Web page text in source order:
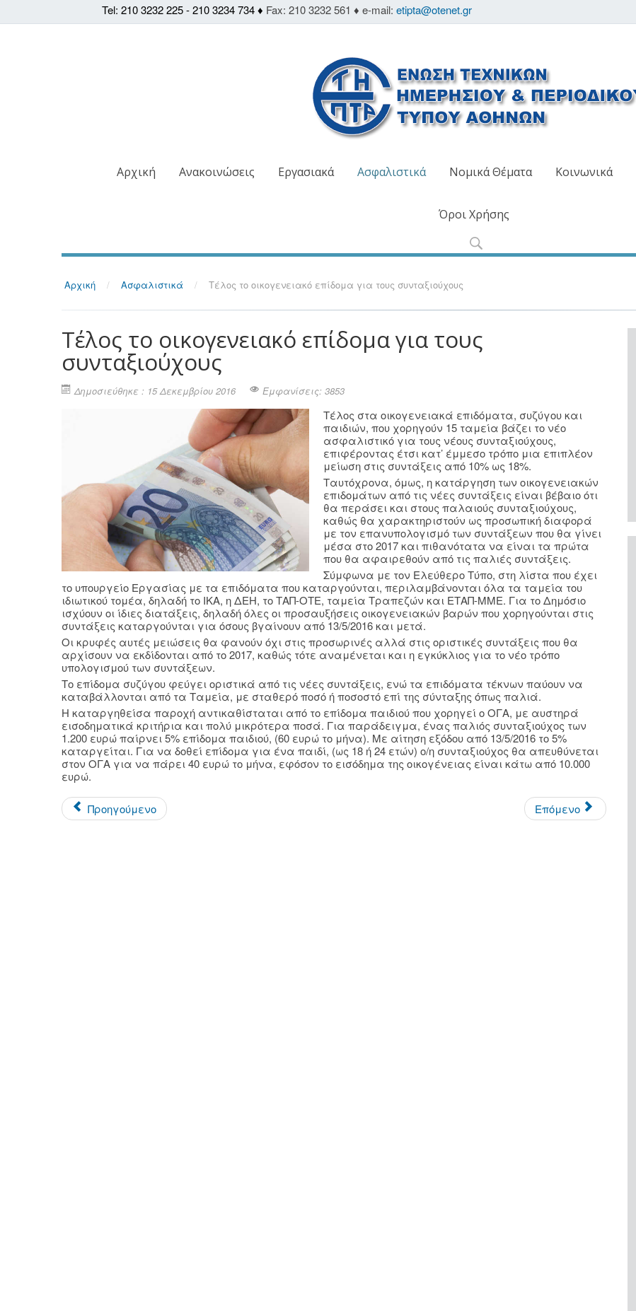
Tel: 210 3232 225 - 210 3234 734 ♦ Fax: 210 3232 561 ♦ e-mail: etipta@otenet.gr
Αρχική Ανακοινώσεις Εργασιακά Ασφαλιστικά Νομικά Θέματα Κοινωνικά
Όροι Χρήσης
Αρχική / Ασφαλιστικά / Τέλος το οικογενειακό επίδομα για τους συνταξιούχους
Τέλος το οικογενειακό επίδομα για τους
συνταξιούχους
Δημοσιεύθηκε : 15 Δεκεμβρίου 2016 Εμφανίσεις: 3853
Τέλος στα οικογενειακά επιδόματα, συζύγου και
παιδιών, που χορηγούν 15 ταμεία βάζει το νέο
ασφαλιστικό για τους νέους συνταξιούχους,
επιφέροντας έτσι κατ’ έμμεσο τρόπο μια επιπλέον
μείωση στις συντάξεις από 10% ως 18%.
Ταυτόχρονα, όμως, η κατάργηση των οικογενειακών
επιδομάτων από τις νέες συντάξεις είναι βέβαιο ότι
θα περάσει και στους παλαιούς συνταξιούχους,
καθώς θα χαρακτηριστούν ως προσωπική διαφορά
με τον επανυπολογισμό των συντάξεων που θα γίνει
μέσα στο 2017 και πιθανότατα να είναι τα πρώτα
που θα αφαιρεθούν από τις παλιές συντάξεις.
Σύμφωνα με τον Ελεύθερο Τύπο, στη λίστα που έχει
το υπουργείο Εργασίας με τα επιδόματα που καταργούνται, περιλαμβάνονται όλα τα ταμεία του
ιδιωτικού τομέα, δηλαδή το ΙΚΑ, η ΔΕΗ, το ΤΑΠ-ΟΤΕ, ταμεία Τραπεζών και ΕΤΑΠ-ΜΜΕ. Για το Δημόσιο
ισχύουν οι ίδιες διατάξεις, δηλαδή όλες οι προσαυξήσεις οικογενειακών βαρών που χορηγούνται στις
συντάξεις καταργούνται για όσους βγαίνουν από 13/5/2016 και μετά.
Οι κρυφές αυτές μειώσεις θα φανούν όχι στις προσωρινές αλλά στις οριστικές συντάξεις που θα
αρχίσουν να εκδίδονται από το 2017, καθώς τότε αναμένεται και η εγκύκλιος για το νέο τρόπο
υπολογισμού των συντάξεων.
Το επίδομα συζύγου φεύγει οριστικά από τις νέες συντάξεις, ενώ τα επιδόματα τέκνων παύουν να
καταβάλλονται από τα Ταμεία, με σταθερό ποσό ή ποσοστό επί της σύνταξης όπως παλιά.
Η καταργηθείσα παροχή αντικαθίσταται από το επίδομα παιδιού που χορηγεί ο ΟΓΑ, με αυστηρά
εισοδηματικά κριτήρια και πολύ μικρότερα ποσά. Για παράδειγμα, ένας παλιός συνταξιούχος των
1.200 ευρώ παίρνει 5% επίδομα παιδιού, (60 ευρώ το μήνα). Με αίτηση εξόδου από 13/5/2016 το 5%
καταργείται. Για να δοθεί επίδομα για ένα παιδί, (ως 18 ή 24 ετών) ο/η συνταξιούχος θα απευθύνεται
στον ΟΓΑ για να πάρει 40 ευρώ το μήνα, εφόσον το εισόδημα της οικογένειας είναι κάτω από 10.000
ευρώ.
Προηγούμενο Επόμενο